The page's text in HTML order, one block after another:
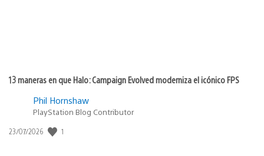
13 maneras en que Halo: Campaign Evolved moderniza el icónico FPS
Phil Hornshaw
PlayStation Blog Contributor
Fecha
23/07/2026 1